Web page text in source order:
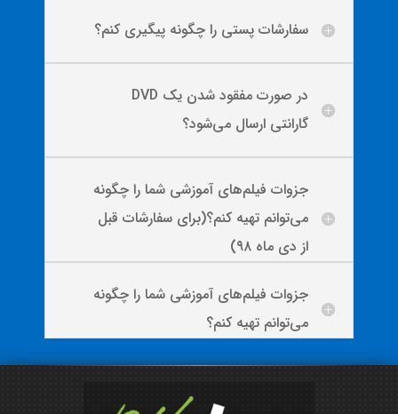
سفارشات پستی را چگونه پیگیری کنم؟
در صورت مفقود شدن یک DVD
گارانتی ارسال می‌شود؟
جزوات فیلم‌های آموزشی شما را چگونه
می‌توانم تهیه کنم؟(برای سفارشات قبل
از دی ماه ۹۸)
جزوات فیلم‌های آموزشی شما را چگونه
می‌توانم تهیه کنم؟